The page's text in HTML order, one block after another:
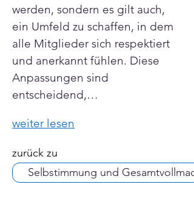
werden, sondern es gilt auch,
ein Umfeld zu schaffen, in dem
alle Mitglieder sich respektiert
und anerkannt fühlen. Diese
Anpassungen sind
entscheidend,…
weiter lesen
zurück zu
Selbstimmung und